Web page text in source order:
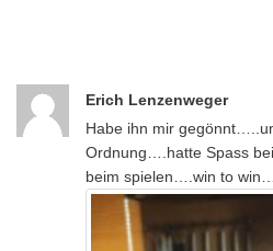
Erich Lenzenweger
Habe ihn mir
Ordnung….hatte Spass
beim spielen….win to